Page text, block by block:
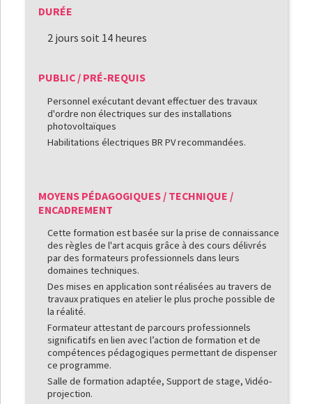
DURÉE
2 jours soit 14 heures
PUBLIC / PRÉ-REQUIS
Personnel exécutant devant effectuer des travaux
d'ordre non électriques sur des installations
photovoltaïques
Habilitations électriques BR PV recommandées.
MOYENS PÉDAGOGIQUES / TECHNIQUE /
ENCADREMENT
Cette formation est basée sur la prise de connaissance
des règles de l'art acquis grâce à des cours délivrés
par des formateurs professionnels dans leurs
domaines techniques.
Des mises en application sont réalisées au travers de
travaux pratiques en atelier le plus proche possible de
la réalité.
Formateur attestant de parcours professionnels
significatifs en lien avec l’action de formation et de
compétences pédagogiques permettant de dispenser
ce programme.
Salle de formation adaptée, Support de stage, Vidéo-
projection.